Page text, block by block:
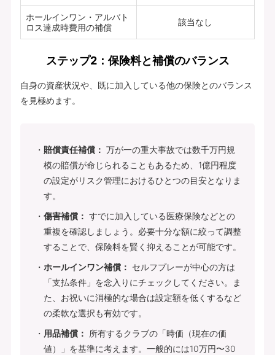
ホールインワン・アルバト
ロス達成時費⽤の補償
該当なし
ステップ2：保険料と補償のバランス
自身の資産状況や、既に加入している他の保険とのバランス
を見極めます。
賠償責任補償： 万が一の重大事故では数千万円規
模の賠償が命じられることもあるため、1億円程度
の設定がリスク管理におけるひとつの目安となりま
す。
傷害補償： すでに加入している医療保険などとの
重複を確認しましょう。必要十分な額に絞って調整
することで、保険料を賢く抑えることが可能です。
ホールインワン補償： セルフプレーが中心の方は
「支払条件」を念入りにチェックしてください。ま
た、お祝いに消極的な場合は設定額を低くするなど
の柔軟な選択も有効です。
用品補償： 所有するクラブの「時価（現在の価
値）」を基準に考えます。一般的には10万円〜30